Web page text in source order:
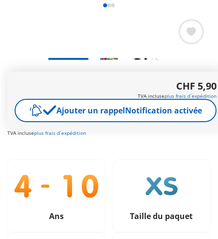
Livraison gratuite à partir de CHF 99
CHF 5,90
TVA incluseplus frais d´expédition
CHF 5,90
TVA incluseplus frais d´expédition
Ajouter un rappelNotification activée
Ans Taille du paquet